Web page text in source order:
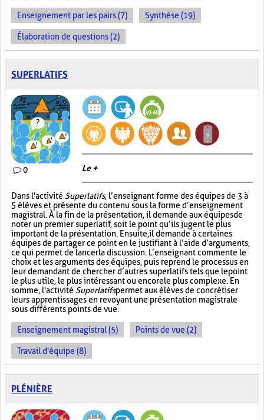
Enseignement par les pairs (7) Synthèse (19)
Élaboration de questions (2)
SUPERLATIFS
0 Le +
Dans l'activité Superlatifs, l’enseignant forme des équipes de 3 à
5 élèves et présente du contenu sous la forme d’enseignement
magistral. À la fin de la présentation, il demande aux équipes de
noter un premier superlatif, soit le point qu’ils jugent le plus
important de la présentation. Ensuite, il demande à certaines
équipes de partager ce point en le justifiant à l’aide d’arguments,
ce qui permet de lancer la discussion. L’enseignant commente le
choix et les arguments des équipes, puis reprend le processus en
leur demandant de chercher d’autres superlatifs tels que le point
le plus utile, le plus intéressant ou encore le plus complexe. En
somme, l'activité Superlatifspermet aux élèves de concrétiser
leurs apprentissages en revoyant une présentation magistrale
sous différents points de vue.
Enseignement magistral (5) Points de vue (2)
Travail d'équipe (8)
PLÉNIÈRE